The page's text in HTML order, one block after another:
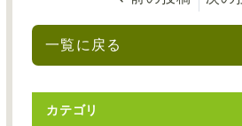
一覧に戻る
カテゴリ